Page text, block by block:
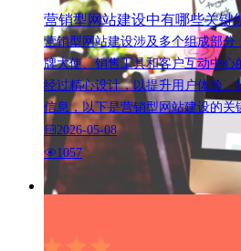
营销型网站建设中有哪些关键
营销型网站建设涉及多个组成部
牌大使、销售工具和客户互动中
经过精心设计，以提升用户体验
信息，以下是营销型网站建设的
2026-05-08
1057